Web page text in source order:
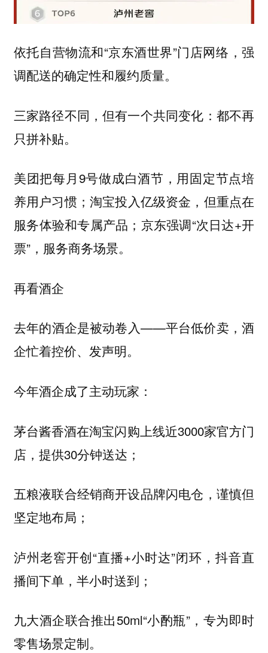
依托自营物流和“京东酒世界”门店网络，强
调配送的确定性和履约质量。
三家路径不同，但有一个共同变化：都不再
只拼补贴。
美团把每月9号做成白酒节，用固定节点培
养用户习惯；淘宝投入亿级资金，但重点在
服务体验和专属产品；京东强调“次日达+开
票”，服务商务场景。
再看酒企
去年的酒企是被动卷入——平台低价卖，酒
企忙着控价、发声明。
今年酒企成了主动玩家：
茅台酱香酒在淘宝闪购上线近3000家官方门
店，提供30分钟送达；
五粮液联合经销商开设品牌闪电仓，谨慎但
坚定地布局；
泸州老窖开创“直播+小时达”闭环，抖音直
播间下单，半小时送到；
九大酒企联合推出50ml“小酌瓶”，专为即时
零售场景定制。